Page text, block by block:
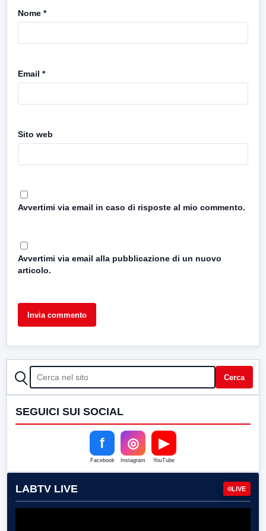
Nome *
Email *
Sito web
Avvertimi via email in caso di risposte al mio commento.
Avvertimi via email alla pubblicazione di un nuovo
articolo.
CERCA Cerca
SEGUICI SUI SOCIAL
f
Facebook
◎
Instagram
▶
YouTube
LABTV LIVE LIVE